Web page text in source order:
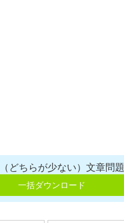
どちらが少ない）文章問題
一括ダウンロード